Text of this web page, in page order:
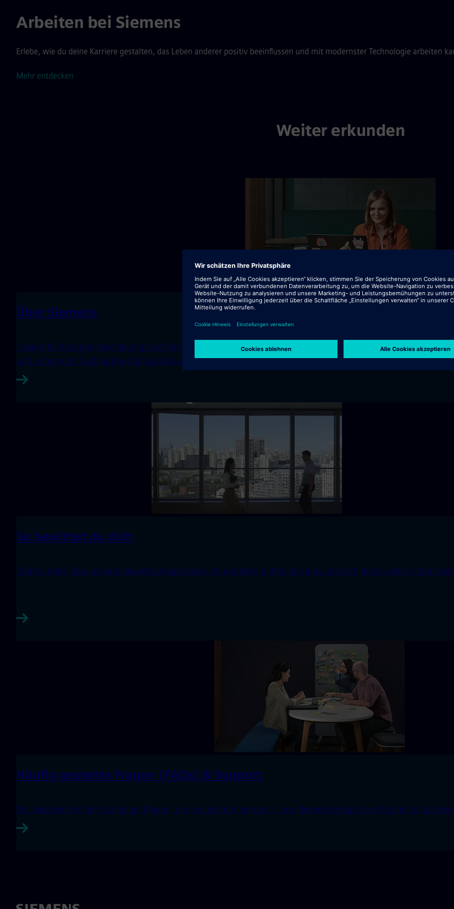
Arbeiten bei Siemens
Erlebe, wie du deine Karriere gestalten, das Leben anderer positiv beeinflussen und mit modernster Technologie arbeiten
Mehr entdecken
Weiter erkunden
Über Siemens
Unsere Technologie beschleunigt die Transformation unserer Kunden durch industrielle KI, steigert die
und unterstützt nachhaltige Transportlösungen.
So bewirbst du dich
Erfahre mehr über unseren Bewerbungsprozess und entdecke hilfreiche Tipps, die dich durch jeden Schritt
Häufig gestellte Fragen (FAQs) & Support
Wir beantworten die häufigsten Fragen, die uns gestellt werden – vom Bewerbungsprozess bis hin zu